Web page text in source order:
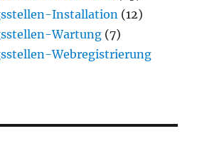
Installation (12)
Wartung (7)
Webregistrierung